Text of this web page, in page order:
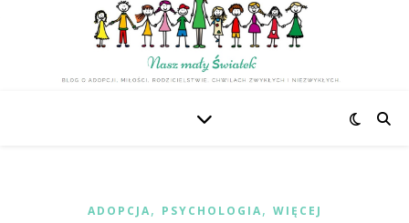
ADOPCJA, PSYCHOLOGIA, WIĘCEJ